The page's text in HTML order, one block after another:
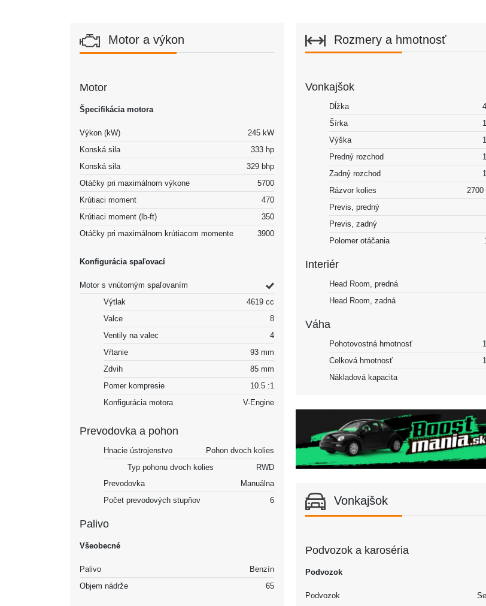
Motor a výkon
Motor
Špecifikácia motora
Výkon (kW)
245 kW
Konská sila
333 hp
Konská sila
329 bhp
Otáčky pri maximálnom výkone
5700
Krútiaci moment
470
Krútiaci moment (lb-ft)
350
Otáčky pri maximálnom krútiacom momente
3900
Konfigurácia spaľovací
Motor s vnútorným spaľovaním
Výtlak
4619 cc
Valce
8
Ventily na valec
4
Vŕtanie
93 mm
Zdvih
85 mm
Pomer kompresie
10.5 :1
Konfigurácia motora
V-Engine
Prevodovka a pohon
Hnacie ústrojenstvo
Pohon dvoch kolies
Typ pohonu dvoch kolies
RWD
Prevodovka
Manuálna
Počet prevodových stupňov
6
Palivo
Všeobecné
Palivo
Benzín
Objem nádrže
65
Rozmery a hmotnosť
Vonkajšok
Dĺžka
Šírka
Výška
Predný rozchod
Zadný rozchod
Rázvor kolies
2700
Previs, predný
Previs, zadný
Polomer otáčania
Interiér
Head Room, predná
Head Room, zadná
Váha
Pohotovostná hmotnosť
Celková hmotnosť
Nákladová kapacita
Vonkajšok
Podvozok a karoséria
Podvozok
Podvozok